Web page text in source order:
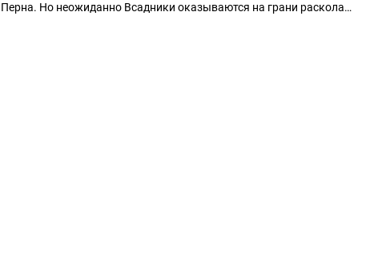
Перна. Но неожиданно Всадники оказываются на грани раскола…